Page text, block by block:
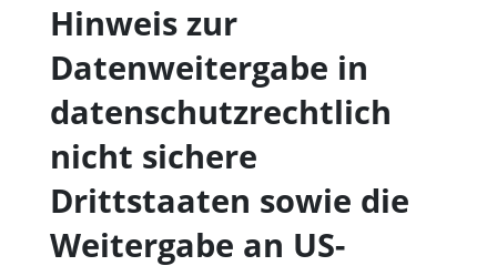
Hinweis zur
Datenweitergabe in
datenschutzrechtlich
nicht sichere
Drittstaaten sowie die
Weitergabe an US-